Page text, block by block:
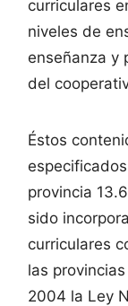
curriculares
niveles de
enseñanza y
del
Éstos
provincia
sido
curriculares
las
2004 la Ley